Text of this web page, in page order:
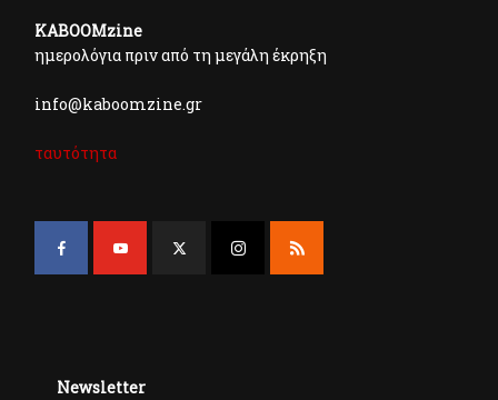
KABOOMzine
ημερολόγια πριν από τη μεγάλη έκρηξη
info@kaboomzine.gr
ταυτότητα
Newsletter